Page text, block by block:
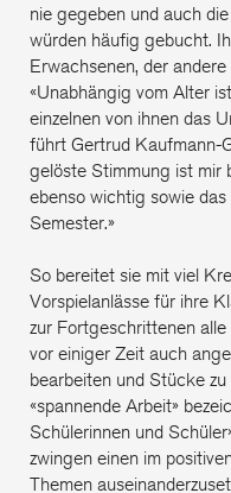
nie gegeben und auch
würden häufig gebucht.
Erwachsenen, der
«Unabhängig vom Alter
einzelnen von ihnen das
führt Gertrud Kaufmann-
gelöste Stimmung ist mir
ebenso wichtig sowie
Semester.»
So bereitet sie mit viel
Vorspielanlässe für ihre
zur Fortgeschrittenen
vor einiger Zeit auch
bearbeiten und Stücke
«spannende Arbeit»
Schülerinnen und
zwingen einen im
Themen